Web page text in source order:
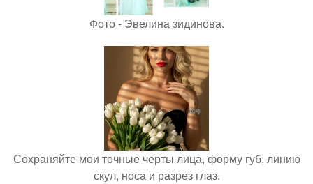
Фото - Эвелина зидинова.
Сохраняйте мои точные черты лица, форму губ, линию
скул, носа и разрез глаз.